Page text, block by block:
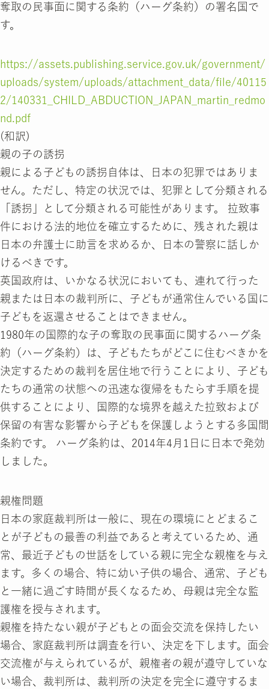
奪取の民事面に関する条約（ハーグ条約）の署名国で
す。
https://assets.publishing.service.gov.uk/government/
uploads/system/uploads/attachment_data/file/40115
2/140331_CHILD_ABDUCTION_JAPAN_martin_redmo
nd.pdf
(和訳)
親の子の誘拐
親による子どもの誘拐自体は、日本の犯罪ではありま
せん。ただし、特定の状況では、犯罪として分類される
「誘拐」として分類される可能性があります。 拉致事
件における法的地位を確立するために、残された親は
日本の弁護士に助言を求めるか、日本の警察に話しか
けるべきです。
英国政府は、いかなる状況においても、連れて行った
親または日本の裁判所に、子どもが通常住んでいる国に
子どもを返還させることはできません。
1980年の国際的な子の奪取の民事面に関するハーグ条
約（ハーグ条約）は、子どもたちがどこに住むべきかを
決定するための裁判を居住地で行うことにより、子ども
たちの通常の状態への迅速な復帰をもたらす手順を提
供することにより、国際的な境界を越えた拉致および
保留の有害な影響から子どもを保護しようとする多国間
条約です。 ハーグ条約は、2014年4月1日に日本で発効
しました。
親権問題
日本の家庭裁判所は一般に、現在の環境にとどまるこ
とが子どもの最善の利益であると考えているため、通
常、最近子どもの世話をしている親に完全な親権を与え
ます。多くの場合、特に幼い子供の場合、通常、子ども
と一緒に過ごす時間が長くなるため、母親は完全な監
護権を授与されます。
親権を持たない親が子どもとの面会交流を保持したい
場合、家庭裁判所は調査を行い、決定を下します。面会
交流権が与えられているが、親権者の親が遵守していな
い場合、裁判所は、裁判所の決定を完全に遵守するま